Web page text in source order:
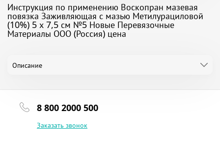
Инструкция по применению Воскопран мазевая
повязка Заживляющая с мазью Метилурациловой
(10%) 5 х 7,5 см №5 Новые Перевязочные
Материалы ООО (Россия) цена
Описание
8 800 2000 500
Заказать звонок